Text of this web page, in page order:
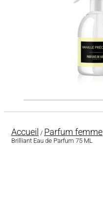
Accueil / Parfum femme
Brilliant Eau de Parfum 75 ML